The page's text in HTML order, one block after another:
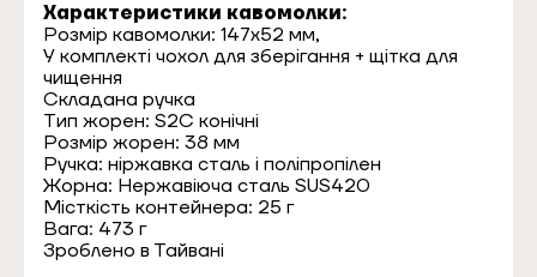
Характеристики кавомолки:
Розмір кавомолки: 147х52 мм,
У комплекті чохол для зберігання + щітка для
чищення
Складана ручка
Тип жорен: S2C конічні
Розмір жорен: 38 мм
Ручка: ніржавка сталь і поліпропілен
Жорна: Нержавіюча сталь SUS420
Місткість контейнера: 25 г
Вага: 473 г
Зроблено в Тайвані